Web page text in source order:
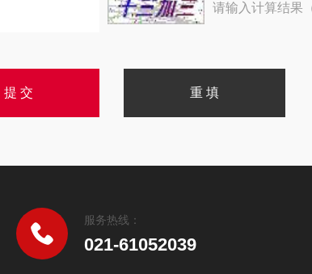
请输入计算结果
服务热线：
021-61052039